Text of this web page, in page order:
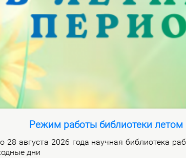
Режим работы библиотеки летом
ав­гу­ста 2026 го­да на­уч­ная биб­лио­те­ка
дни